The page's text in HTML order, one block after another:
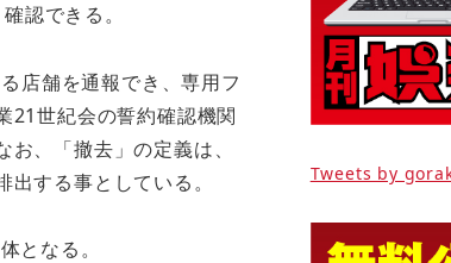
認できる。
店舗を通報でき、専用フ
21世紀会の誓約確認機関
、「撤去」の定義は、
する事としている。
となる。
Tweets by